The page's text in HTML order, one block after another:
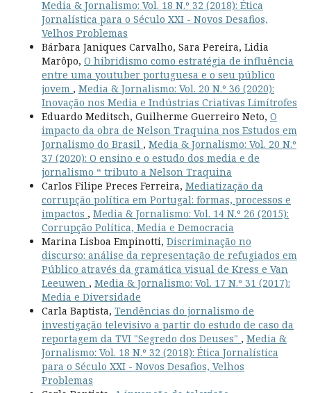
Media & Jornalismo: Vol. 18 N.º 32 (2018): Ética
Jornalística para o Século XXI - Novos Desafios,
Velhos Problemas
Bárbara Janiques Carvalho, Sara Pereira, Lidia
Marôpo, O hibridismo como estratégia de influência
entre uma youtuber portuguesa e o seu público
jovem , Media & Jornalismo: Vol. 20 N.º 36 (2020):
Inovação nos Media e Indústrias Criativas Limítrofes
Eduardo Meditsch, Guilherme Guerreiro Neto, O
impacto da obra de Nelson Traquina nos Estudos em
Jornalismo do Brasil , Media & Jornalismo: Vol. 20 N.º
37 (2020): O ensino e o estudo dos media e de
jornalismo “ tributo a Nelson Traquina
Carlos Filipe Preces Ferreira, Mediatização da
corrupção política em Portugal: formas, processos e
impactos , Media & Jornalismo: Vol. 14 N.º 26 (2015):
Corrupção Política, Media e Democracia
Marina Lisboa Empinotti, Discriminação no
discurso: análise da representação de refugiados em
Público através da gramática visual de Kress e Van
Leeuwen , Media & Jornalismo: Vol. 17 N.º 31 (2017):
Media e Diversidade
Carla Baptista, Tendências do jornalismo de
investigação televisivo a partir do estudo de caso da
reportagem da TVI "Segredo dos Deuses" , Media &
Jornalismo: Vol. 18 N.º 32 (2018): Ética Jornalística
para o Século XXI - Novos Desafios, Velhos
Problemas